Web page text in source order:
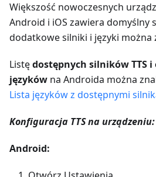
Większość nowoczesnych
Android i iOS zawiera domyślny
dodatkowe silniki i języki można
Listędostępnych silników TTS i
języków na Androida można
Lista języków z dostępnymi
Konfiguracja TTS na urządzeniu:
Android: